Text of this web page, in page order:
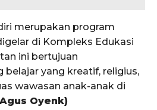
merupakan program
di Kompleks Edukasi
ini bertujuan
belajar yang kreatif, religius,
wawasan anak-anak di
Oyenk)